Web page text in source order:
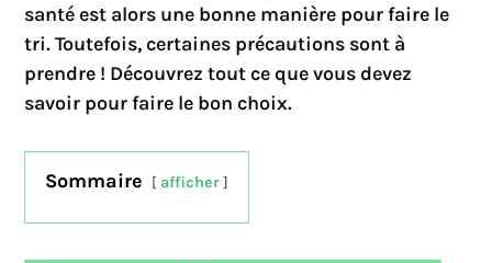
santé est alors une bonne manière pour faire le
tri. Toutefois, certaines précautions sont à
prendre ! Découvrez tout ce que vous devez
savoir pour faire le bon choix.
Sommaire afficher